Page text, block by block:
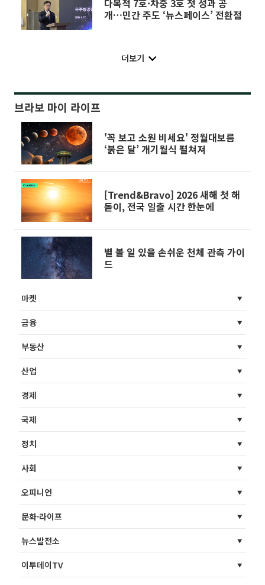
다목적 7호·차중 3호 첫 성과 공
개…민간 주도 ‘뉴스페이스’ 전환점
더보기
브라보 마이 라이프
'꼭 보고 소원 비세요' 정월대보름
‘붉은 달’ 개기월식 펼쳐져
[Trend&Bravo] 2026 새해 첫 해
돋이, 전국 일출 시간 한눈에
별 볼 일 있을 손쉬운 천체 관측 가이
드
마켓
금융
부동산
산업
경제
국제
정치
사회
오피니언
문화·라이프
뉴스발전소
이투데이TV